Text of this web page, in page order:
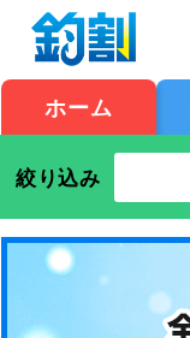
ホーム
絞り込み